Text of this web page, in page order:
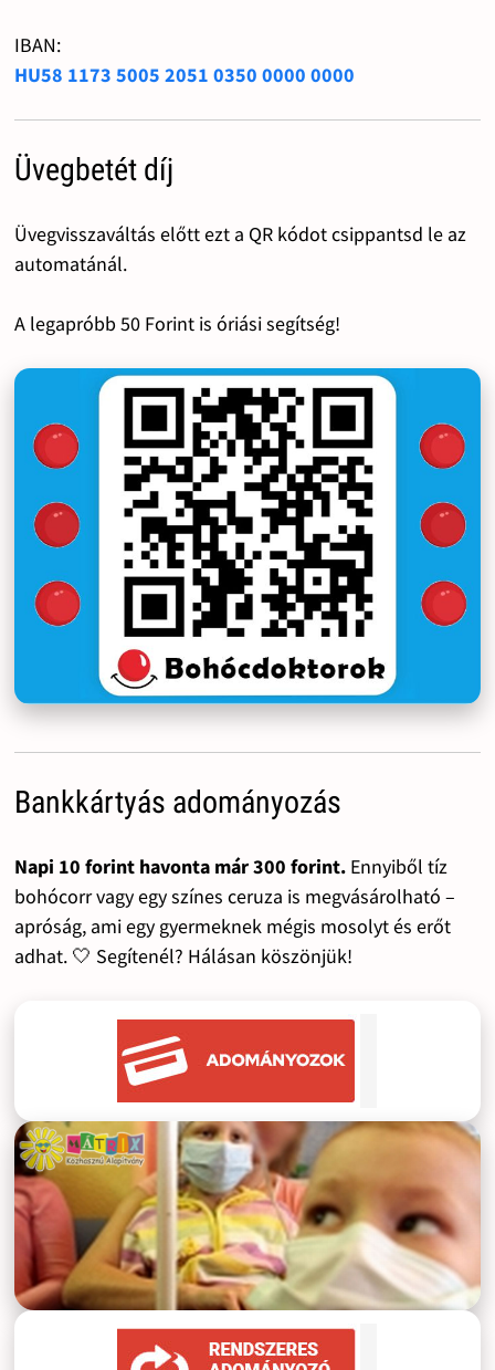
IBAN:
HU58 1173 5005 2051 0350 0000 0000
Üvegbetét díj
Üvegvisszaváltás előtt ezt a QR kódot csippantsd le az
automatánál.
A legapróbb 50 Forint is óriási segítség!
Bankkártyás adományozás
Napi 10 forint havonta már 300 forint.Ennyiből tíz
bohócorr vagy egy színes ceruza is megvásárolható –
apróság, ami egy gyermeknek mégis mosolyt és erőt
adhat. 🤍 Segítenél? Hálásan köszönjük!